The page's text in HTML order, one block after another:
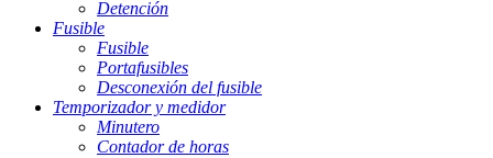
Detención
Fusible
Fusible
Portafusibles
Desconexión del fusible
Temporizador y medidor
Minutero
Contador de horas